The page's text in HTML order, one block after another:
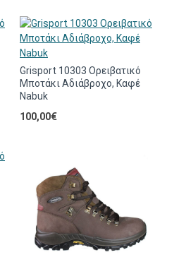
Grisport 10303 Ορειβατικό
Μποτάκι Αδιάβροχο, Καφέ
Nabuk
100,00€